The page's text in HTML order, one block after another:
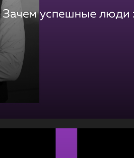
Зачем успешные люди